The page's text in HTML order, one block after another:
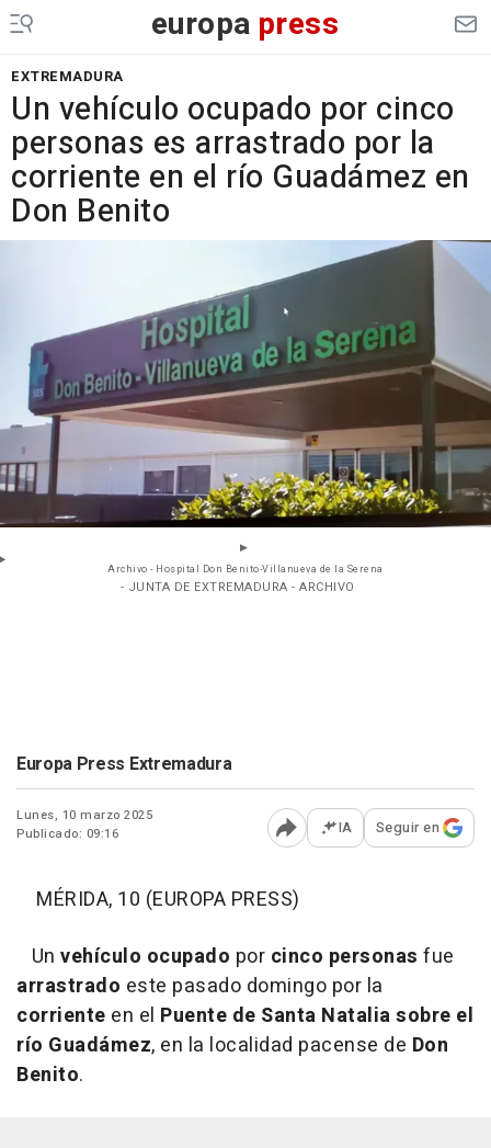
europa press
EXTREMADURA
Un vehículo ocupado por cinco
personas es arrastrado por la
corriente en el río Guadámez en
Don Benito
Archivo - Hospital Don Benito-Villanueva de la Serena
- JUNTA DE EXTREMADURA - ARCHIVO
Europa Press Extremadura
Lunes, 10 marzo 2025
Publicado: 09:16
Abrir opciones para
IA Seguir en
MÉRIDA, 10 (EUROPA PRESS)
Un vehículo ocupado por cinco personas fue
arrastrado este pasado domingo por la
corriente en el Puente de Santa Natalia sobre el
río Guadámez, en la localidad pacense de Don
Benito.